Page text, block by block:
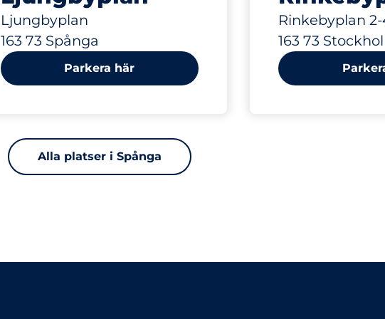
Ljungbyplan
163 73 Spånga
Parkera här
Rinkebyplan
163 73
Alla platser i Spånga